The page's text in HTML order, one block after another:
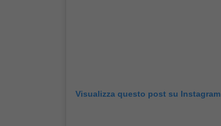
Visualizza questo post su Instagram